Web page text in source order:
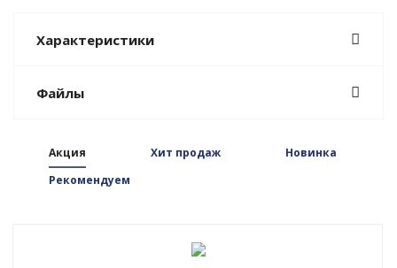
Характеристики
Файлы
Акция Хит продаж
Новинка
Рекомендуем